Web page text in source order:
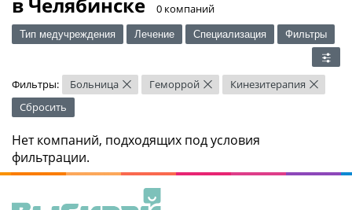
​0 компаний
Тип медучреждения Лечение Специализация Фильтры
Фильтры: Больница × Геморрой × Кинезитерапия ×
Сбросить
Нет компаний, подходящих под условия
фильтрации.